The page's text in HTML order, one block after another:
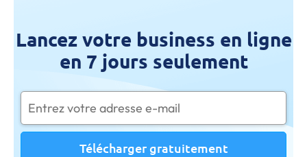
Lancez votre business en ligne
en 7 jours seulement
Télécharger gratuitement